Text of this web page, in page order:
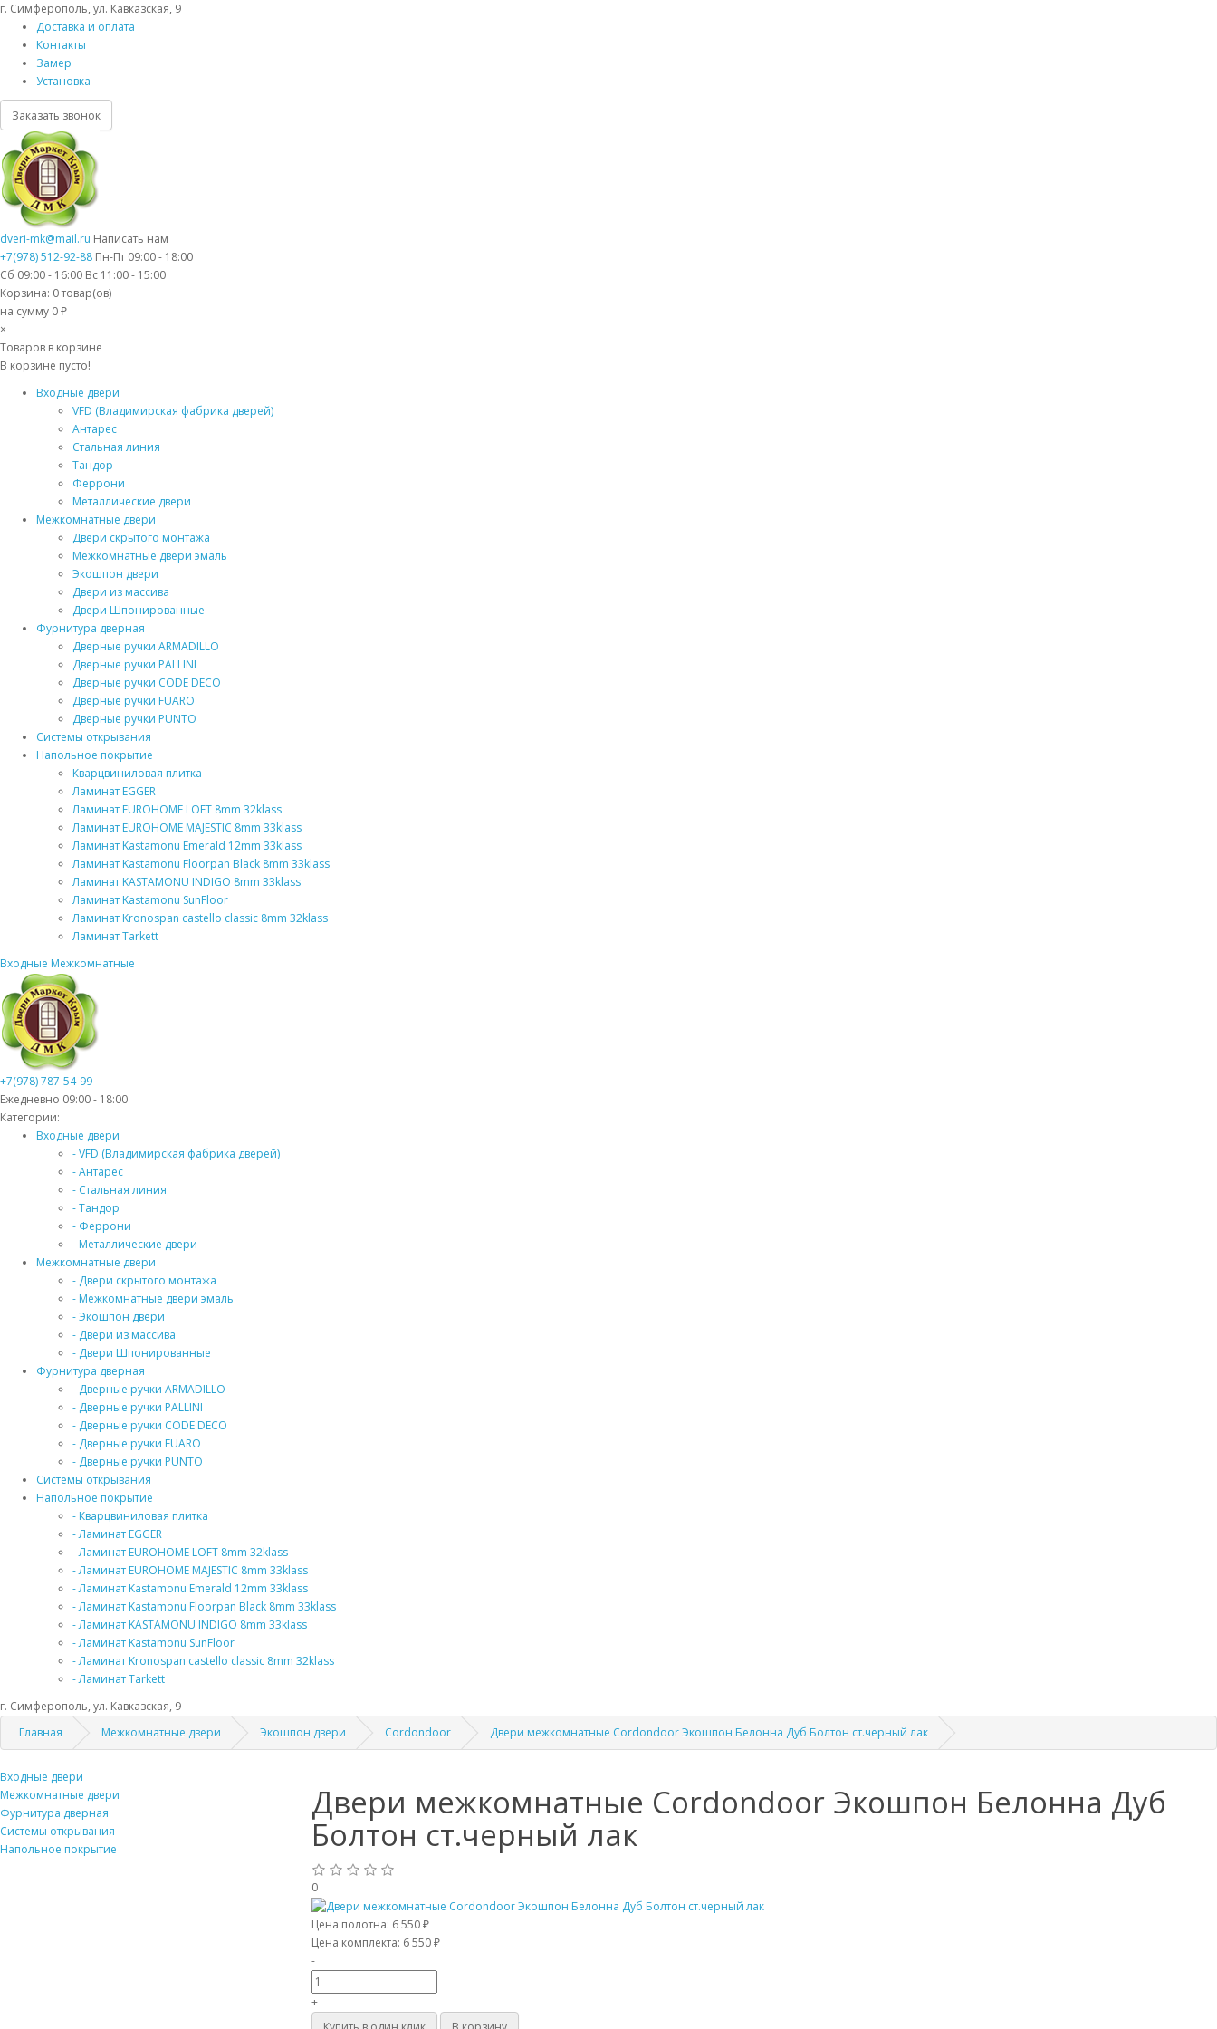
г. Симферополь, ул. Кавказская, 9
Доставка и оплата
Контакты
Замер
Установка
Заказать звонок
dveri-mk@mail.ru Написать нам
+7(978) 512-92-88 Пн-Пт 09:00 - 18:00
Сб 09:00 - 16:00 Вс 11:00 - 15:00
Корзина: 0товар(ов)
на сумму 0 ₽
×
Товаров в корзине
В корзине пусто!
Входные двери
VFD (Владимирская фабрика дверей)
Антарес
Стальная линия
Тандор
Феррони
Металлические двери
Межкомнатные двери
Двери скрытого монтажа
Межкомнатные двери эмаль
Экошпон двери
Двери из массива
Двери Шпонированные
Фурнитура дверная
Дверные ручки ARMADILLO
Дверные ручки PALLINI
Дверные ручки CODE DECO
Дверные ручки FUARO
Дверные ручки PUNTO
Системы открывания
Напольное покрытие
Кварцвиниловая плитка
Ламинат EGGER
Ламинат EUROHOME LOFT 8mm 32klass
Ламинат EUROHOME MAJESTIC 8mm 33klass
Ламинат Kastamonu Emerald 12mm 33klass
Ламинат Kastamonu Floorpan Black 8mm 33klass
Ламинат KASTAMONU INDIGO 8mm 33klass
Ламинат Kastamonu SunFloor
Ламинат Kronospan castello classic 8mm 32klass
Ламинат Tarkett
Входные Межкомнатные
+7(978) 787-54-99
Ежедневно 09:00 - 18:00
Категории:
Входные двери
- VFD (Владимирская фабрика дверей)
- Антарес
- Стальная линия
- Тандор
- Феррони
- Металлические двери
Межкомнатные двери
- Двери скрытого монтажа
- Межкомнатные двери эмаль
- Экошпон двери
- Двери из массива
- Двери Шпонированные
Фурнитура дверная
- Дверные ручки ARMADILLO
- Дверные ручки PALLINI
- Дверные ручки CODE DECO
- Дверные ручки FUARO
- Дверные ручки PUNTO
Системы открывания
Напольное покрытие
- Кварцвиниловая плитка
- Ламинат EGGER
- Ламинат EUROHOME LOFT 8mm 32klass
- Ламинат EUROHOME MAJESTIC 8mm 33klass
- Ламинат Kastamonu Emerald 12mm 33klass
- Ламинат Kastamonu Floorpan Black 8mm 33klass
- Ламинат KASTAMONU INDIGO 8mm 33klass
- Ламинат Kastamonu SunFloor
- Ламинат Kronospan castello classic 8mm 32klass
- Ламинат Tarkett
г. Симферополь, ул. Кавказская, 9
Главная
Межкомнатные двери Экошпон двери Cordondoor Двери межкомнатные Cordondoor Экошпон Белонна Дуб Болтон ст.черный лак
Входные двери
Межкомнатные двери
Фурнитура дверная
Системы открывания
Напольное покрытие
Двери межкомнатные Cordondoor Экошпон Белонна Дуб
Болтон ст.черный лак
0
Цена полотна: 6 550 ₽
Цена комплекта: 6 550 ₽
-
+